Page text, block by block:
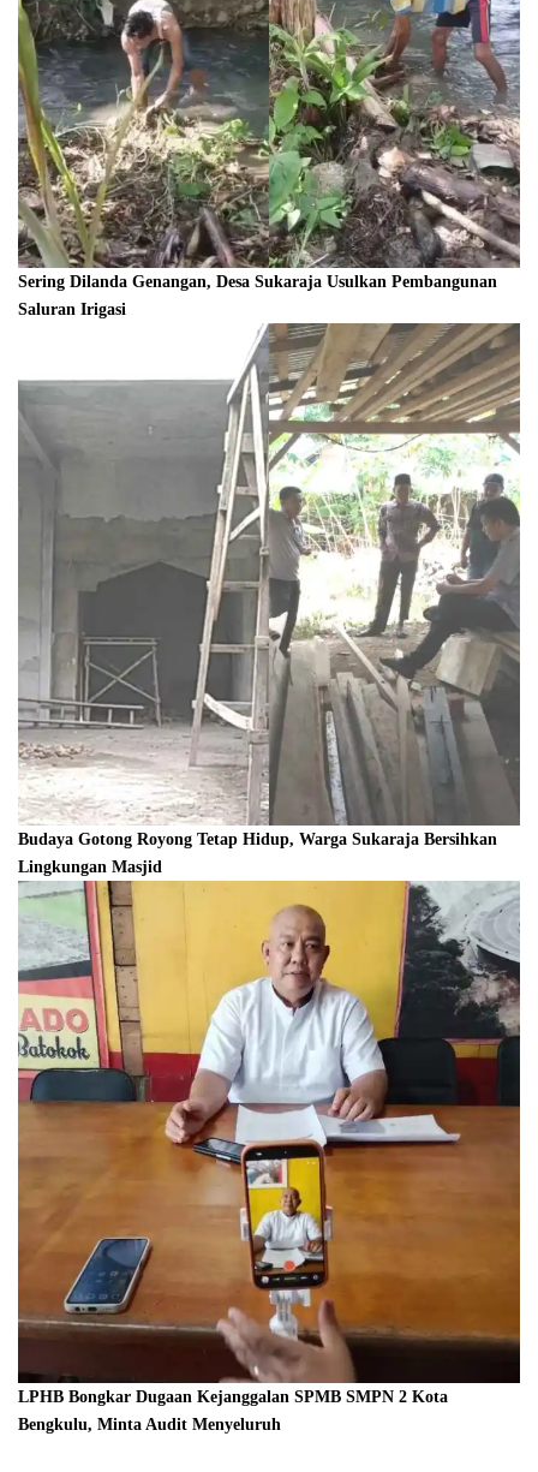
Sering Dilanda Genangan, Desa Sukaraja Usulkan Pembangunan
Saluran Irigasi
Budaya Gotong Royong Tetap Hidup, Warga Sukaraja Bersihkan
Lingkungan Masjid
LPHB Bongkar Dugaan Kejanggalan SPMB SMPN 2 Kota
Bengkulu, Minta Audit Menyeluruh